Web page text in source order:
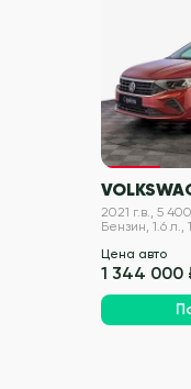
2021 г.в., 5
Бензин, 1.6 л.,
Цена авто
1 344 000